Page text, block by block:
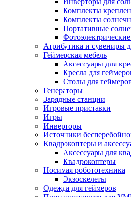
Инверторы для
Комплекты
Комплекты
Портативные
Атрибутика и сувениры
Геймерская мебель
Аксессуары для
Кресла для
Столы для геймеров
Генераторы
Зарядные станции
Игровые приставки
Игры
Инверторы
Источники
Квадрокоптеры и
Аксессуары для
Квадрокоптеры
Носимая робототехника
Экзоскелеты
Одежда для геймеров